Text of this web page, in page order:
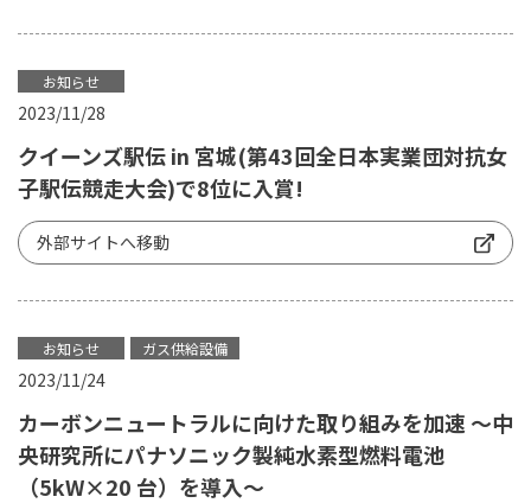
お知らせ
2023/11/28
クイーンズ駅伝 in 宮城(第43回全日本実業団対抗女
子駅伝競走大会)で8位に入賞!
外部サイトへ移動
お知らせ ガス供給設備
2023/11/24
カーボンニュートラルに向けた取り組みを加速 ～中
央研究所にパナソニック製純水素型燃料電池
（5kW×20 台）を導入～